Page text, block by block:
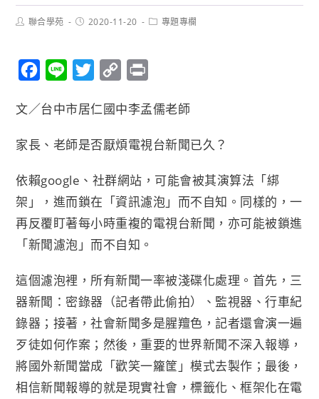
聯合學苑 2020-11-20 專題專欄
c
o
o
k
n
i
e
r
p
L
i
n
k
i
t
文／台中市居仁國中李孟儒老師
家長、老師是否厭煩電視台新聞已久？
依賴google、社群網站，可能會被其演算法「綁
架」，進而鎖在「資訊濾泡」而不自知。同樣的，一
再反覆盯著每小時重複的電視台新聞，亦可能被鎖進
「新聞濾泡」而不自知。
這個濾泡裡，所有新聞一率被淺碟化處理。首先，三
器新聞：密錄器（記者帶此偷拍）、監視器、行車紀
錄器；接著，社會新聞多是腥羶色，記者還會演一遍
歹徒如何作案；然後，重要的世界新聞不深入報導，
將國外新聞當成「歡笑一籮筐」模式去製作；最後，
相信新聞報導的就是現實社會，標籤化、框架化在電